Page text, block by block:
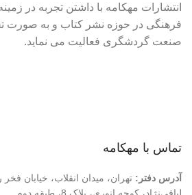
انتشارات مهکامه با داشتن تجربه در
فرهنگی در حوزه نشر کتاب و به صورت
صنعت گردشگری فعالیت می نماید.
تماس با مهکامه
آدرس دفتر: تهران، میدان انقلاب، خیابان